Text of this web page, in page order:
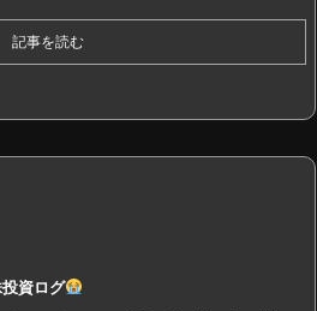
記事を読む
資ログ